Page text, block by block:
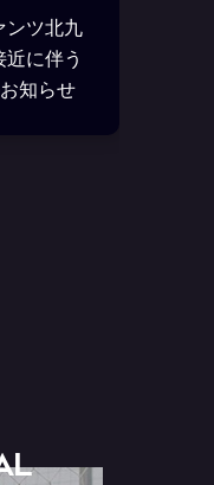
ンツ北九
に伴う
知らせ